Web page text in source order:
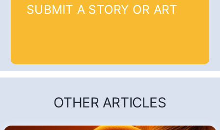
SUBMIT A STORY OR ART
OTHER ARTICLES